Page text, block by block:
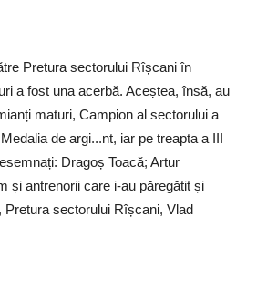
Pretura sectorului Rîșcani în
a fost una acerbă. Aceștea, însă, au
maturi, Campion al sectorului a
de argi...nt, iar pe treapta a III
Dragoș Toacă; Artur
și antrenorii care i-au păregătit și
sectorului Rîșcani, Vlad